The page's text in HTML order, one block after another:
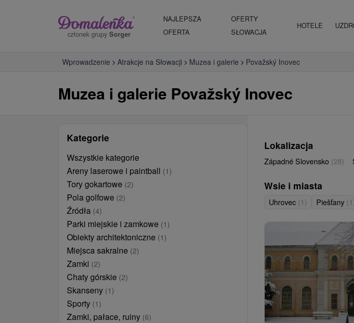
członek grupy Sorger
NAJLEPSZA
OFERTA
OFERTY
SŁOWACJA
HOTELE
Wprowadzenie Atrakcje na Słowacji Muzea i galerie Považský Inovec
Muzea i galerie Považský Inovec
Kategorie
Wszystkie kategorie
Areny laserowe i paintball (1)
Tory gokartowe (2)
Pola golfowe (2)
Źródła (4)
Parki miejskie i zamkowe (1)
Obiekty architektoniczne (1)
Miejsca sakralne (2)
Zamki (2)
Chaty górskie (2)
Skanseny (1)
Sporty (1)
Zamki, pałace, ruiny (6)
Lokalizacja
Západné Slovensko (28)
Wsie i miasta
Uhrovec (1) Piešťany